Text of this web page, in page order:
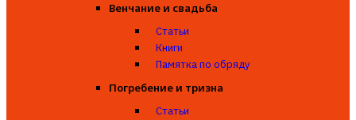
Венчание и свадьба
Статьи
Книги
Памятка по обряду
Погребение и тризна
Статьи